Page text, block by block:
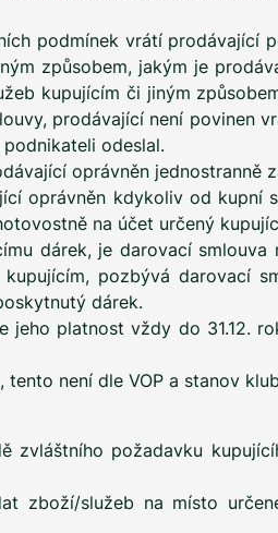
podmínek vrátí prodávající
způsobem, jakým je
kupujícím či jiným
prodávající není povinen
odeslal.
oprávněn jednostranně
oprávněn kdykoliv od
na účet určený
dárek, je darovací
pozbývá darovací
dárek.
platnost vždy do 31.12.
není dle VOP a stanov
zvláštního požadavku
zboží/služeb na místo